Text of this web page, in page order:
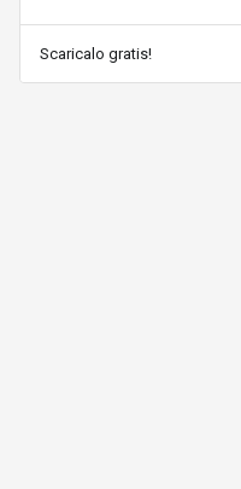
Scaricalo gratis!